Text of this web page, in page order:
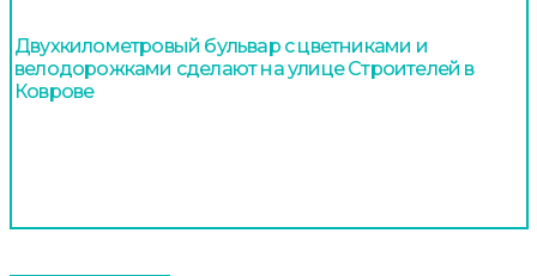
Двухкилометровый бульвар с цветниками и
велодорожками сделают на улице Строителей в
Коврове